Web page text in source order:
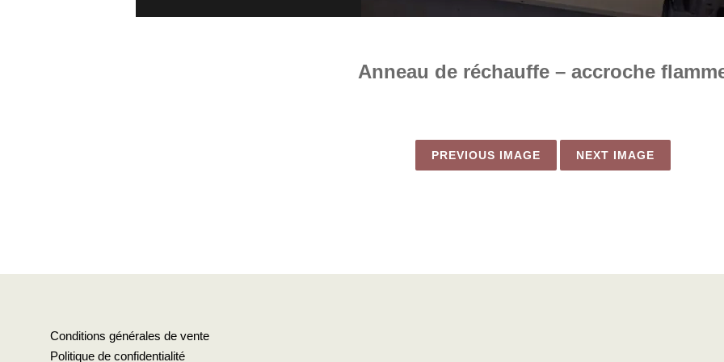
Anneau de réchauffe – accroche
PREVIOUS IMAGE NEXT IMAGE
Conditions générales de vente
Politique de confidentialité